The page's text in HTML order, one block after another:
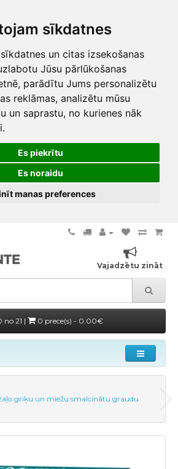
sīkdatnes
un citas izsekošanas
Jūsu pārlūkošanas
parādītu Jums personalizētu
reklāmas, analizētu mūsu
un saprastu, no kurienes nāk
Es piekrītu
Es noraidu
manas preferences
Vajadzētu zināt
21 | 0 prece(s) - 0.00€
griķu un miežu smalcinātu graudu